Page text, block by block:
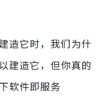
造它时，我们为什
建造它，但你真的
软件即服务